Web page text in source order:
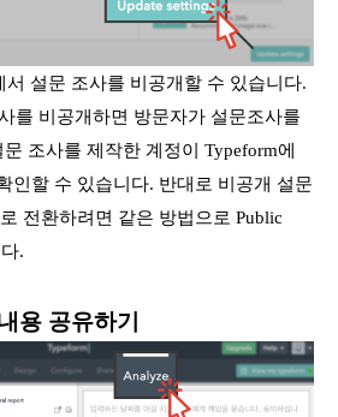
서 설문 조사를 비공개할 수 있습니다.
를 비공개하면 방문자가 설문조사를
조사를 제작한 계정이 Typeform에
인할 수 있습니다. 반대로 비공개 설문
전환하려면 같은 방법으로 Public
.
용 공유하기